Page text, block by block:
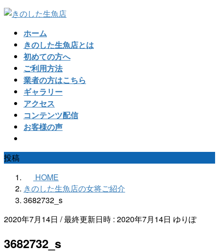
コ
ナ
ホーム
きのした生魚店とは
初めての方へ
ご利用方法
業者の方はこちら
ギャラリー
アクセス
コンテンツ配信
お客様の声
投稿
HOME
きのした生魚店の女将ご紹介
3682732_s
2020年7月14日 / 最終更新日時 : 2020年7月14日 ゆりぽ
3682732_s